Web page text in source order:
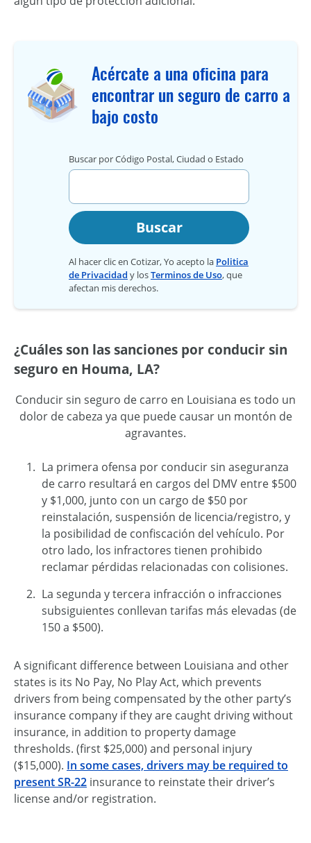
Acércate a una oficina para
encontrar un seguro de carro a
bajo costo
Buscar por Código Postal, Ciudad o Estado
Buscar
Al hacer clic en Cotizar, Yo acepto la Politica
de Privacidad y losTerminos de Uso, que
afectan mis derechos.
¿Cuáles son las sanciones por conducir sin
seguro en Houma, LA?
Conducir sin seguro de carro en Louisiana es todo un
dolor de cabeza ya que puede causar un montón de
agravantes.
La primera ofensa por conducir sin aseguranza
de carro resultará en cargos del DMV entre $500
y $1,000, junto con un cargo de $50 por
reinstalación, suspensión de licencia/registro, y
la posibilidad de confiscación del vehículo. Por
otro lado, los infractores tienen prohibido
reclamar pérdidas relacionadas con colisiones.
La segunda y tercera infracción o infracciones
subsiguientes conllevan tarifas más elevadas (de
150 a $500).
A significant difference between Louisiana and other
states is its No Pay, No Play Act, which prevents
drivers from being compensated by the other party’s
insurance company if they are caught driving without
insurance, in addition to property damage
thresholds. (first $25,000) and personal injury
($15,000). In some cases, drivers may be required to
present SR-22 insuranceto reinstate their driver’s
license and/or registration.